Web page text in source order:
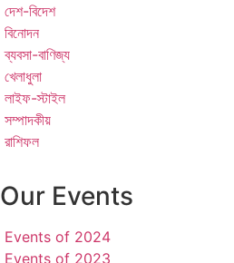
দেশ-বিদেশ
বিনোদন
ব্যবসা-বাণিজ্য
খেলাধুলা
লাইফ-স্টাইল
সম্পাদকীয়
রাশিফল
Our Events
Events of 2024
Events of 2023